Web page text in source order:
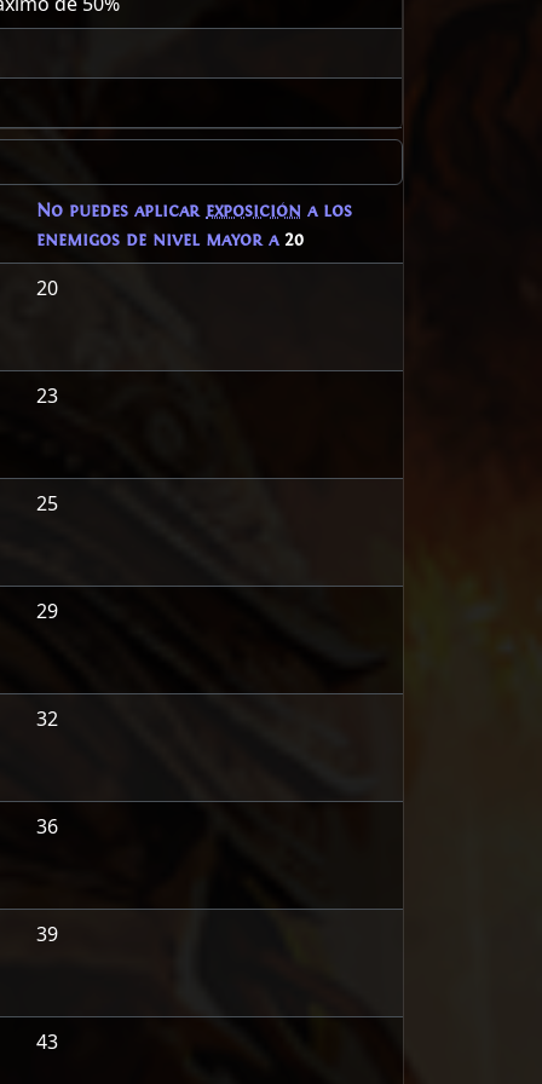
No puedes aplicar exposición a los
enemigos de nivel mayor a 20
20
23
25
29
32
36
39
43